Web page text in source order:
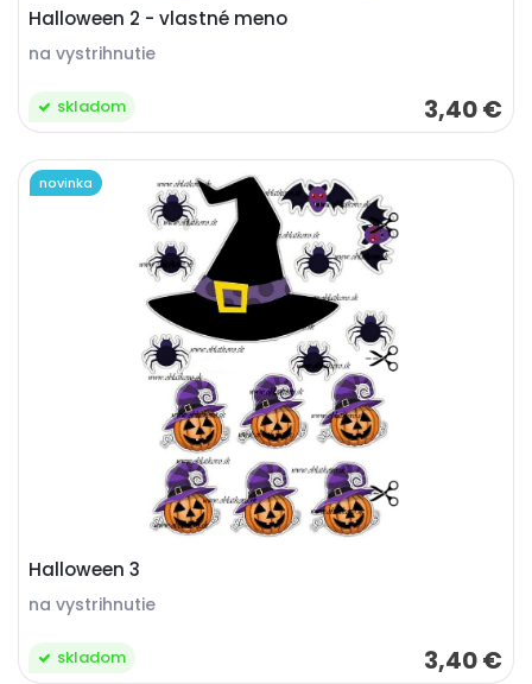
Halloween 2 - vlastné meno
na vystrihnutie
3,40 €
skladom
Halloween 3
na vystrihnutie
3,40 €
skladom
novinka